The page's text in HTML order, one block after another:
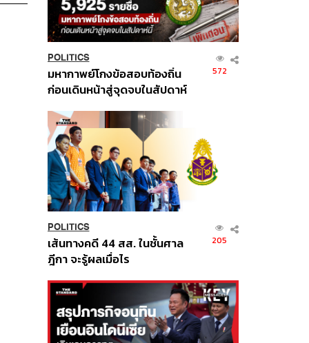
POLITICS
มหากาพย์โกงข้อสอบท้องถิ่น
ก่อนเดินหน้าสู่จุดจบในสัปดาห์
572
POLITICS
เส้นทางคดี 44 สส. ในชั้นศาล
ฎีกา จะรู้ผลเมื่อไร
205